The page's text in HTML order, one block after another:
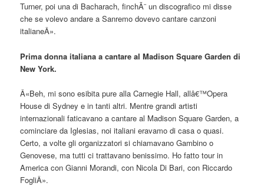
Turner, poi una di Bacharach, finchÃ¨ un discografico mi disse
che se volevo andare a Sanremo dovevo cantare canzoni
italianeÂ».
Prima donna italiana a cantare al Madison Square Garden di
New York.
Â«Beh, mi sono esibita pure alla Carnegie Hall, allâ€™Opera
House di Sydney e in tanti altri. Mentre grandi artisti
internazionali faticavano a cantare al Madison Square Garden, a
cominciare da Iglesias, noi italiani eravamo di casa o quasi.
Certo, a volte gli organizzatori si chiamavano Gambino o
Genovese, ma tutti ci trattavano benissimo. Ho fatto tour in
America con Gianni Morandi, con Nicola Di Bari, con Riccardo
FogliÂ».